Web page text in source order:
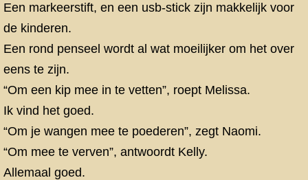
Een markeerstift, en een usb-stick zijn makkelijk voor
de kinderen.
Een rond penseel wordt al wat moeilijker om het over
eens te zijn.
“Om een kip mee in te vetten”, roept Melissa.
Ik vind het goed.
“Om je wangen mee te poederen”, zegt Naomi.
“Om mee te verven”, antwoordt Kelly.
Allemaal goed.